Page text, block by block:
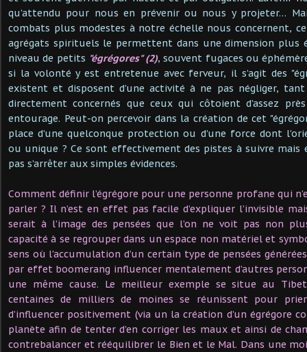
qu’attendu pour nous en prévenir ou nous y projeter…
combats plus modestes à notre échelle nous concernent,
agrégats spirituels le permettent dans une dimension plus
niveau de petits "égrégores" (2), souvent fugaces ou
si la volonté y est entretenue avec ferveur, il s’agit des
existent et disposent d’une activité à ne pas négliger,
directement concernés que ceux qui côtoient d’assez
entourage. Peut-on percevoir dans la création de cet
place d’une quelconque protection ou d’une force dont
ou unique ? Ce sont effectivement des pistes à suivre
pas s’arrêter aux simples évidences.
Comment définir l’égrégore pour une personne profane qui
parler ? Il n’est en effet pas facile d’expliquer l’invisible
serait à l’image des pensées que l’on ne voit pas non
capacité à se regrouper dans un espace non matériel et
sens où l’accumulation d’un certain type de pensées
par effet boomerang influencer mentalement d’autres
une même cause. Le meilleur exemple se situe au
centaines de milliers de moines se réunissent pour
d’influencer positivement (via un la création d’un égrégore
planète afin de tenter d’en corriger les maux et ainsi de
contrebalancer et rééquilibrer le Bien et le Mal. Dans une